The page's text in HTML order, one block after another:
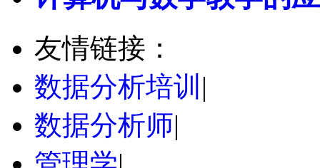
友情链接：
数据分析培训 |
数据分析师|